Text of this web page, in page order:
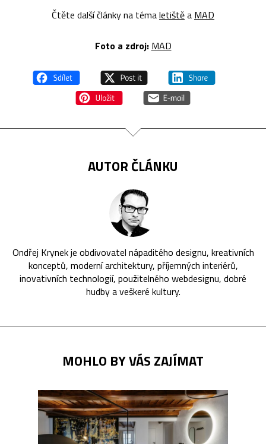
Čtěte další články na témaletištěa MAD
Foto a zdroj: MAD
AUTOR ČLÁNKU
Ondřej Krynek je obdivovatel nápaditého designu, kreativních
konceptů, moderní architektury, příjemných interiérů,
inovativních technologií, použitelného webdesignu, dobré
hudby a veškeré kultury.
MOHLO BY VÁS ZAJÍMAT